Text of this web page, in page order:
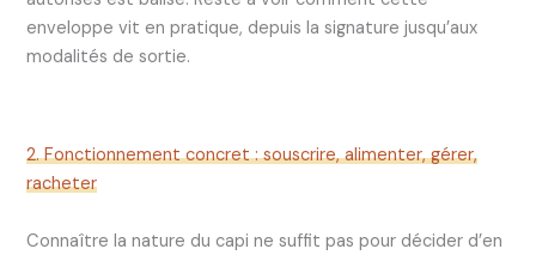
enveloppe vit en pratique, depuis la signature jusqu’aux
modalités de sortie.
2. Fonctionnement concret : souscrire, alimenter, gérer,
racheter
Connaître la nature du capi ne suffit pas pour décider d’en